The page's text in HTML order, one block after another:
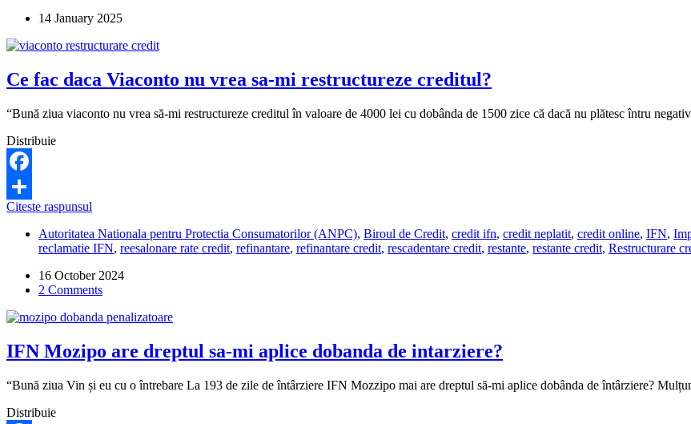
datoriile
un
cont?
14 January 2025
Ce fac daca Viaconto nu vrea sa-mi restructureze creditul?
“Bună ziua viaconto nu vrea să-mi restructureze creditul în valoare de 4000 lei cu dobânda de 1500 zice că dacă nu plătesc întru
Distribuie
Facebook
Share
Citeste raspunsul
daca
Viaconto
vrea
sa-
restructureze
Autoritatea Nationala pentru Protectia Consumatorilor (ANPC), Biroul de Credit, credit ifn, credit neplatit, credit online, IFN,
reclamatie IFN, reesalonare rate credit, refinantare, refinantare credit, rescadentare credit, restante, restante credit, Restructurare
16 October 2024
2 Comments
IFN Mozipo are dreptul sa-mi aplice dobanda de intarziere?
“Bună ziua Vin și eu cu o întrebare La 193 de zile de întârziere IFN Mozzipo mai are dreptul să-mi aplice dobânda de întârziere?
Distribuie